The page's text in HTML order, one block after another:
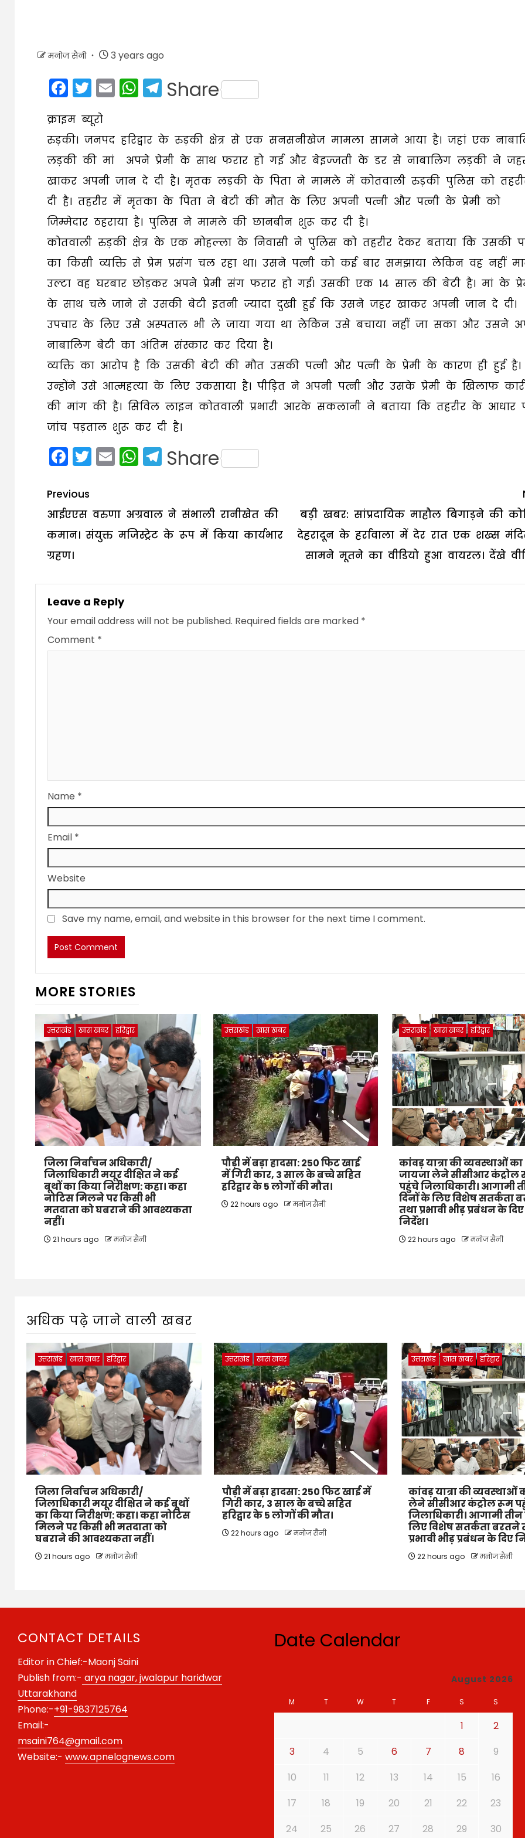
मनोज सैनी 3 years ago
Facebook
Twitter
EmailWhatsApp
Telegram
Share
क्राइम ब्यूरो
रुड़की। जनपद हरिद्वार के रुड़की क्षेत्र से एक सनसनीखेज मामला सामने आया है। जहां एक
लड़की की मां अपने प्रेमी के साथ फरार हो गई और बेइज्जती के डर से नाबालिग लड़की ने
खाकर अपनी जान दे दी है। मृतक लड़की के पिता ने मामले में कोतवाली रुड़की पुलिस को
दी है। तहरीर में मृतका के पिता ने बेटी की मौत के लिए अपनी पत्नी और पत्नी के प्रेमी को
जिम्मेदार ठहराया है। पुलिस ने मामले की छानबीन शुरू कर दी है।
कोतवाली रुड़की क्षेत्र के एक मोहल्ला के निवासी ने पुलिस को तहरीर देकर बताया कि उसकी
का किसी व्यक्ति से प्रेम प्रसंग चल रहा था। उसने पत्नी को कई बार समझाया लेकिन वह नहीं
उल्टा वह घरबार छोड़कर अपने प्रेमी संग फरार हो गई। उसकी एक 14 साल की बेटी है। मां के
के साथ चले जाने से उसकी बेटी इतनी ज्यादा दुखी हुई कि उसने जहर खाकर अपनी जान दे दी।
उपचार के लिए उसे अस्पताल भी ले जाया गया था लेकिन उसे बचाया नहीं जा सका और उसने
नाबालिग बेटी का अंतिम संस्कार कर दिया है।
व्यक्ति का आरोप है कि उसकी बेटी की मौत उसकी पत्नी और पत्नी के प्रेमी के कारण ही हुई है।
उन्होंने उसे आत्महत्या के लिए उकसाया है। पीड़ित ने अपनी पत्नी और उसके प्रेमी के खिलाफ
की मांग की है। सिविल लाइन कोतवाली प्रभारी आरके सकलानी ने बताया कि तहरीर के आधार
जांच पड़ताल शुरू कर दी है।
Facebook
Twitter
EmailWhatsApp
Telegram
Share
Post
navigation
Previous
आईएएस वरुणा अग्रवाल ने संभाली रानीखेत की
कमान। संयुक्त मजिस्ट्रेट के रूप में किया कार्यभार
ग्रहण।
बड़ी खबर: सांप्रदायिक माहौल बिगाड़ने की
देहरादून के हर्रावाला में देर रात एक शख्स
सामने मूतने का वीडियो हुआ वायरल। देंखे
Leave a Reply
Your email address will not be published. Required fields are marked *
Comment *
Name *
Email *
Website
Save my name, email, and website in this browser for the next time I comment.
MORE STORIES
उत्तराखंड खास खबर हरिद्वार
जिला निर्वाचन अधिकारी/
जिलाधिकारी मयूर दीक्षित ने कई
बूथों का किया निरीक्षण: कहा। कहा
नोटिस मिलने पर किसी भी
मतदाता को घबराने की आवश्यकता
नहीं।
21 hours ago मनोज सैनी
उत्तराखंड खास खबर
पौड़ी में बड़ा हादसा: 250 फिट खाई
में गिरी कार, 3 साल के बच्चे सहित
हरिद्वार के 5 लोगों की मौत।
22 hours ago मनोज सैनी
उत्तराखंड खास खबर हरिद्वार
कांवड़ यात्रा की व्यवस्थाओं का
जायजा लेने सीसीआर कंट्रोल
पहुंचे जिलाधिकारी। आगामी
दिनों के लिए विशेष सतर्कता
तथा प्रभावी भीड़ प्रबंधन के दिए
निर्देश।
22 hours ago मनोज सैनी
अधिक पढ़े जाने वाली खबर
उत्तराखंड खास खबर हरिद्वार
जिला निर्वाचन अधिकारी/
जिलाधिकारी मयूर दीक्षित ने कई बूथों
का किया निरीक्षण: कहा। कहा नोटिस
मिलने पर किसी भी मतदाता को
घबराने की आवश्यकता नहीं।
21 hours ago मनोज सैनी
उत्तराखंड खास खबर
पौड़ी में बड़ा हादसा: 250 फिट खाई में
गिरी कार, 3 साल के बच्चे सहित
हरिद्वार के 5 लोगों की मौत।
22 hours ago मनोज सैनी
उत्तराखंड खास खबर हरिद्वार
कांवड़ यात्रा की व्यवस्थाओं
लेने सीसीआर कंट्रोल रूम
जिलाधिकारी। आगामी तीन
लिए विशेष सतर्कता बरतने
प्रभावी भीड़ प्रबंधन के दिए
22 hours ago मनोज सैनी
CONTACT DETAILS
Editor in Chief:-Maonj Saini
Publish from:- arya nagar, jwalapur haridwar
Uttarakhand
Phone:-+91-9837125764
Email:-
msaini764@gmail.com
Website:- www.apnelognews.com
Date Calendar
August 2026
M T W T F S S
1
2
3
4 5 6 7 8
9
10
11 12 13 14 15
16
17
18 19 20 21 22
23
24
25 26 27 28 29 30